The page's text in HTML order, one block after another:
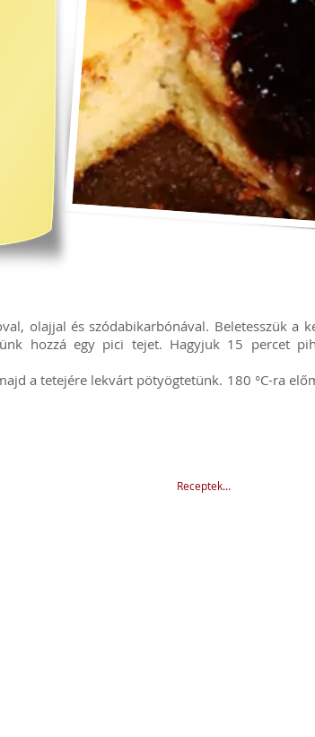
olajjal és szódabikarbónával. Beletesszük a
hozzá egy pici tejet. Hagyjuk 15 percet
a tetejére lekvárt pötyögtetünk. 180 °C-ra
Receptek...